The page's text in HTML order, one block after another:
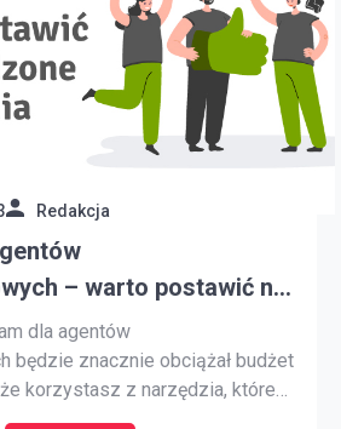
Redakcja
– warto postawić na
dla agentów
będzie znacznie obciążał budżet
korzystasz z narzędzia, które
oczekiwań? Musisz zatem